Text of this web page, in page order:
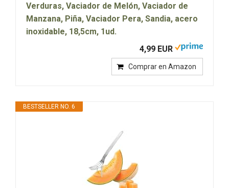
Verduras, Vaciador de Melón, Vaciador de
Manzana, Piña, Vaciador Pera, Sandia, acero
inoxidable, 18,5cm, 1ud.
4,99 EUR
Comprar en Amazon
BESTSELLER NO. 6